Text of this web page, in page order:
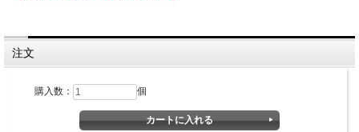
注文
購入数： 個